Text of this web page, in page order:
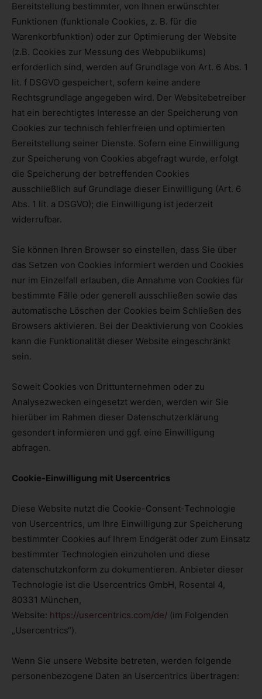
Bereitstellung bestimmter, von Ihnen erwünschter
Funktionen (funktionale Cookies, z. B. für die
Warenkorbfunktion) oder zur Optimierung der Website
(z.B. Cookies zur Messung des Webpublikums)
erforderlich sind, werden auf Grundlage von Art. 6 Abs. 1
lit. f DSGVO gespeichert, sofern keine andere
Rechtsgrundlage angegeben wird. Der Websitebetreiber
hat ein berechtigtes Interesse an der Speicherung von
Cookies zur technisch fehlerfreien und optimierten
Bereitstellung seiner Dienste. Sofern eine Einwilligung
zur Speicherung von Cookies abgefragt wurde, erfolgt
die Speicherung der betreffenden Cookies
ausschließlich auf Grundlage dieser Einwilligung (Art. 6
Abs. 1 lit. a DSGVO); die Einwilligung ist jederzeit
widerrufbar.
Sie können Ihren Browser so einstellen, dass Sie über
das Setzen von Cookies informiert werden und Cookies
nur im Einzelfall erlauben, die Annahme von Cookies für
bestimmte Fälle oder generell ausschließen sowie das
automatische Löschen der Cookies beim Schließen des
Browsers aktivieren. Bei der Deaktivierung von Cookies
kann die Funktionalität dieser Website eingeschränkt
sein.
Soweit Cookies von Drittunternehmen oder zu
Analysezwecken eingesetzt werden, werden wir Sie
hierüber im Rahmen dieser Datenschutzerklärung
gesondert informieren und ggf. eine Einwilligung
abfragen.
Cookie-Einwilligung mit Usercentrics
Diese Website nutzt die Cookie-Consent-Technologie
von Usercentrics, um Ihre Einwilligung zur Speicherung
bestimmter Cookies auf Ihrem Endgerät oder zum Einsatz
bestimmter Technologien einzuholen und diese
datenschutzkonform zu dokumentieren. Anbieter dieser
Technologie ist die Usercentrics GmbH, Rosental 4,
80331 München,
Website: https://usercentrics.com/de/ (im Folgenden
„Usercentrics“).
Wenn Sie unsere Website betreten, werden folgende
personenbezogene Daten an Usercentrics übertragen: